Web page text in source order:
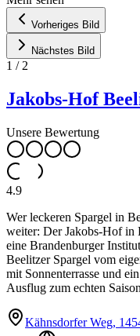
Vorheriges Bild
Nächstes Bild
1 / 2
Jakobs-Hof
Unsere Bewertung
4.9
Wer leckeren Spargel in
weiter: Der Jakobs-Hof in
eine Brandenburger
Beelitzer Spargel vom
mit Sonnenterrasse und
Ausflug zum echten
Kähnsdorfer Weg,